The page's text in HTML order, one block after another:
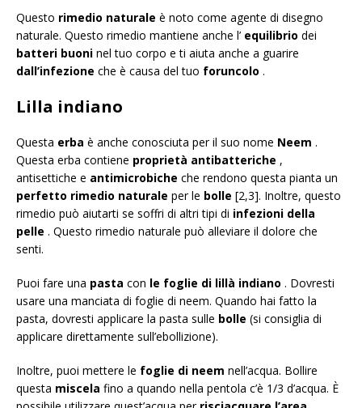
Questo rimedio naturale è noto come agente di disegno
naturale. Questo rimedio mantiene anche l’ equilibrio dei
batteri buoni nel tuo corpo e ti aiuta anche a guarire
dall’infezione che è causa del tuo foruncolo .
Lilla indiano
Questa erba è anche conosciuta per il suo nome Neem .
Questa erba contiene proprietà antibatteriche ,
antisettiche e antimicrobiche che rendono questa pianta un
perfetto rimedio naturale per le bolle [2,3]. Inoltre, questo
rimedio può aiutarti se soffri di altri tipi di infezioni della
pelle . Questo rimedio naturale può alleviare il dolore che
senti.
Puoi fare una pasta con le foglie di lillà indiano . Dovresti
usare una manciata di foglie di neem. Quando hai fatto la
pasta, dovresti applicare la pasta sulle bolle (si consiglia di
applicare direttamente sull’ebollizione).
Inoltre, puoi mettere le foglie di neem nell’acqua. Bollire
questa miscela fino a quando nella pentola c’è 1/3 d’acqua. È